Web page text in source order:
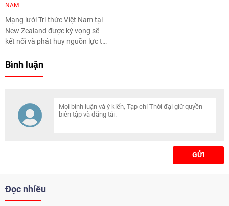
NAM
Mạng lưới Tri thức Việt Nam tại
New Zealand được kỳ vọng sẽ
kết nối và phát huy nguồn lực trí
tăng cường sự gắn kết cộng
của Việt Nam và New Zealand.
Bình luận
GỬI
Đọc nhiều